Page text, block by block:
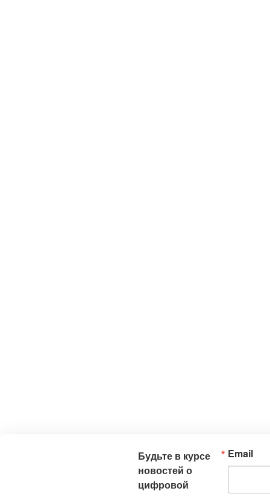
Будьте в курсе
новостей о
цифровой
Email